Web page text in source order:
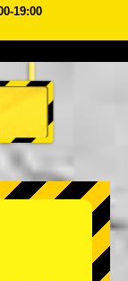
19:00
Pris
Akihabara#1